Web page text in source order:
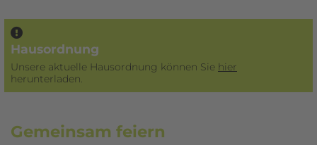
Hausordnung
Unsere aktuelle Hausordnung können Sie hier
herunterladen.
Gemeinsam feiern